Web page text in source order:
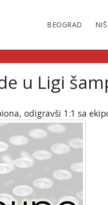
BEOGRAD NIŠ
u Ligi
odigravši 1:1 sa